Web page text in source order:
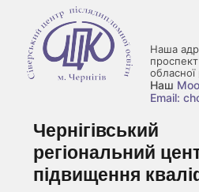
Наша
обласної
Наш
Email:
Чернігівський
регіональний
підвищення